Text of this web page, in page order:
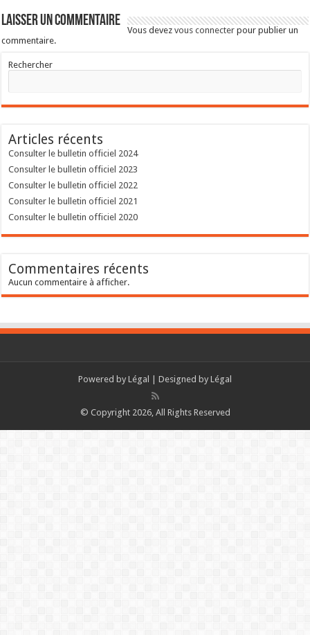
Laisser un commentaire
Vous devezvous connecter pour publier un
commentaire.
Rechercher
Articles récents
Consulter le bulletin officiel 2024
Consulter le bulletin officiel 2023
Consulter le bulletin officiel 2022
Consulter le bulletin officiel 2021
Consulter le bulletin officiel 2020
Commentaires récents
Aucun commentaire à afficher.
Powered by Légal | Designed by Légal
© Copyright 2026, All Rights Reserved